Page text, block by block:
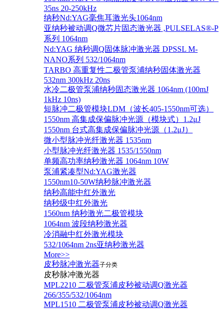
35ns 20-250kHz
纳秒Nd:YAG毫焦耳激光头1064nm
亚纳秒被动调Q微芯片固态激光器 ,PULSELAS®-P
系列 1064nm
Nd:YAG 纳秒调Q固体脉冲激光器 DPSSL M-
NANO系列 532/1064nm
TARBO 高重复性二极管泵浦纳秒固体激光器
532nm 300kHz 20ns
水冷二极管泵浦纳秒固态激光器 1064nm (100mJ
1kHz 10ns)
短脉冲二极管模块LDM（波长405-1550nm可选）
1550nm 高集成保偏脉冲光源（模块式）1.2μJ
1550nm 台式高集成保偏脉冲光源（1.2μJ）
微小型脉冲光纤激光器 1535nm
小型脉冲光纤激光器 1535/1550nm
单频高功率纳秒激光器 1064nm 10W
泵浦紧凑型Nd:YAG激光器
1550nm10-50W纳秒脉冲激光器
纳秒高能中红外激光
纳秒级中红外激光
1560nm 纳秒激光二极管模块
1064nm 波段纳秒激光器
冷消融中红外激光模块
532/1064nm 2ns亚纳秒激光器
More>>
皮秒脉冲激光器子分类
皮秒脉冲激光器
​MPL2210 二极管泵浦皮秒被动调Q激光器
266/355/532/1064nm
MPL1510 二极管泵浦皮秒被动调Q激光器